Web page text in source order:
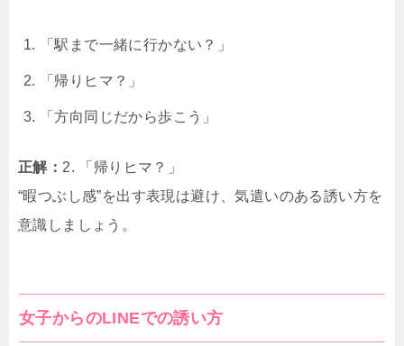
「駅まで一緒に行かない？」
「帰りヒマ？」
「方向同じだから歩こう」
正解： 2. 「帰りヒマ？」
“暇つぶし感”を出す表現は避け、気遣いのある誘い方を
意識しましょう。
女子からのLINEでの誘い方